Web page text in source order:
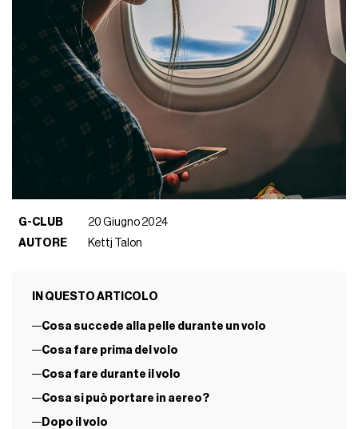
G-CLUB
20 Giugno 2024
AUTORE
Kettj Talon
IN QUESTO ARTICOLO
Cosa succede alla pelle durante un volo
Cosa fare prima del volo
Cosa fare durante il volo
Cosa si può portare in aereo?
Dopo il volo